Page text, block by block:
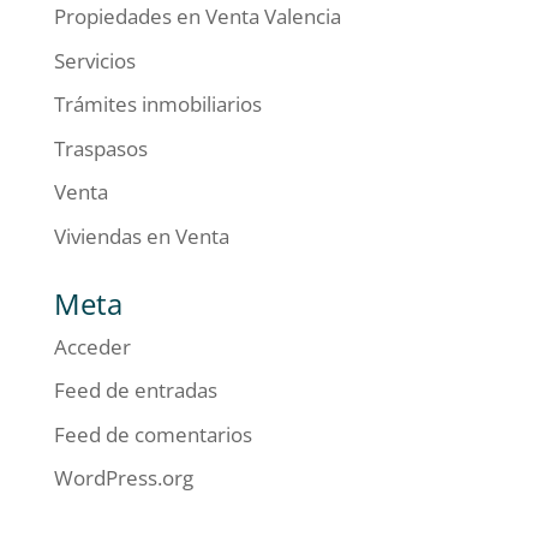
Propiedades en Venta Valencia
Servicios
Trámites inmobiliarios
Traspasos
Venta
Viviendas en Venta
Meta
Acceder
Feed de entradas
Feed de comentarios
WordPress.org